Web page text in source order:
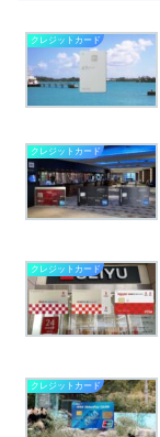
クレジットカード
クレジットカード
クレジットカード
クレジットカード